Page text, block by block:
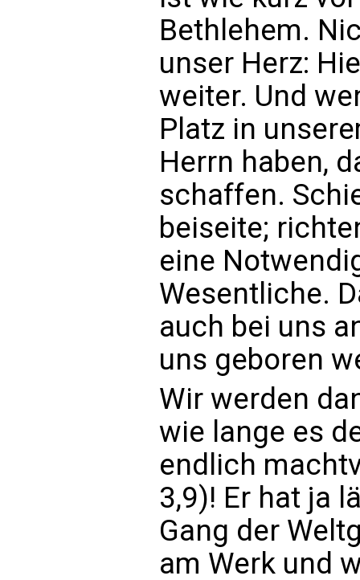
Bethlehem.
unser Herz:
weiter. Und
Platz in
Herrn haben,
schaffen.
beiseite;
eine
Wesentliche.
auch bei uns
uns geboren
Wir werden
wie lange es
endlich
3,9)! Er hat ja
Gang der
am Werk und